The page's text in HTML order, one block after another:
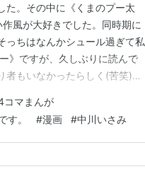
た。その中に《くまのプー太
風が大好きでした。同時期に
っちはなんかシュール過ぎて私
》ですが、久しぶりに読んで
もいなかったらしく(苦笑)、
す。 とはいえ同年輩でも
タギ…
コマまんが
す。 #漫画 #中川いさみ